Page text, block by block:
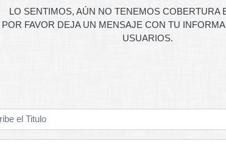
LO SENTIMOS, AÚN NO TENEMOS COBERTURA
FAVOR DEJA UN MENSAJE CON TU
USUARIOS.